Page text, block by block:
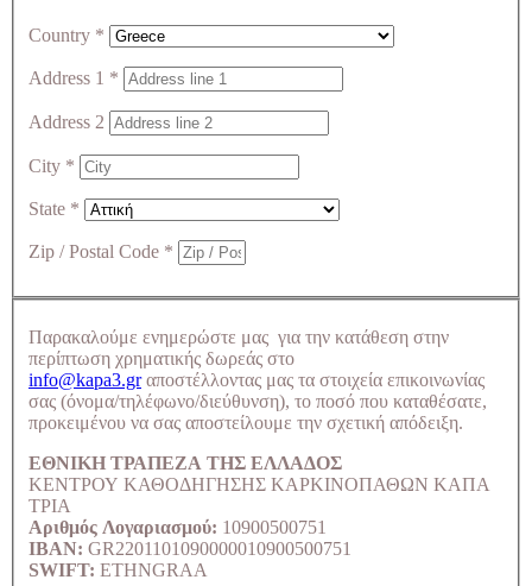
Country *
Address 1 *
Address 2
City *
State *
Zip / Postal Code *
Παρακαλούμε ενημερώστε μας για την κατάθεση στην
περίπτωση χρηματικής δωρεάς στο
info@kapa3.grαποστέλλοντας μας τα στοιχεία επικοινωνίας
σας (όνομα/τηλέφωνο/διεύθυνση), το ποσό που καταθέσατε,
προκειμένου να σας αποστείλουμε την σχετική απόδειξη.
ΕΘΝΙΚΗ ΤΡΑΠΕΖΑ ΤΗΣ ΕΛΛΑΔΟΣ
ΚΕΝΤΡΟΥ ΚΑΘΟΔΗΓΗΣΗΣ ΚΑΡΚΙΝΟΠΑΘΩΝ ΚΑΠΑ
ΤΡΙΑ
Αριθμός Λογαριασμού: 10900500751
IBAN: GR2201101090000010900500751
SWIFT: ETHNGRAA